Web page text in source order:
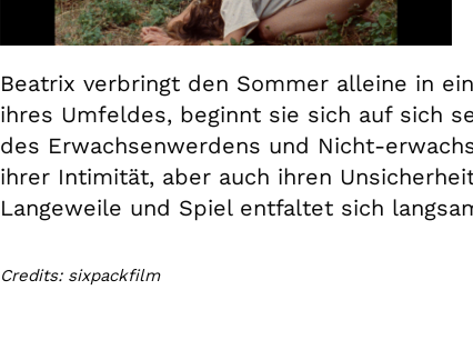
Beatrix verbringt den Sommer alleine in
ihres Umfeldes, beginnt sie sich auf sich
des Erwachsenwerdens und Nicht-
ihrer Intimität, aber auch ihren
Langeweile und Spiel entfaltet sich
Credits: sixpackfilm